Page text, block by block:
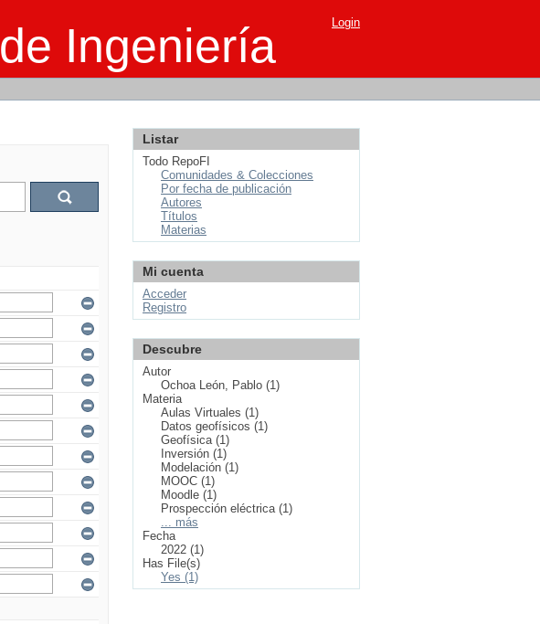
Ingeniería Login
Listar
Todo RepoFI
Comunidades & Colecciones
Por fecha de publicación
Autores
Títulos
Materias
Mi cuenta
Acceder
Registro
Descubre
Autor
Ochoa León, Pablo (1)
Materia
Aulas Virtuales (1)
Datos geofísicos (1)
Geofísica (1)
Inversión (1)
Modelación (1)
MOOC (1)
Moodle (1)
Prospección eléctrica (1)
... más
Fecha
2022 (1)
Has File(s)
Yes (1)